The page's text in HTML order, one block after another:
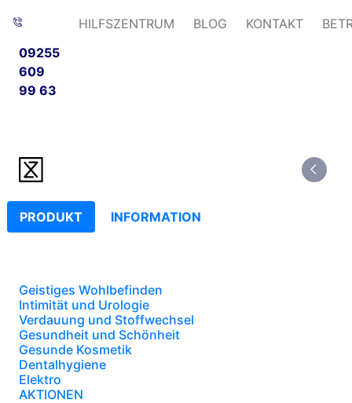
09255
609
99 63
HILFSZENTRUM BLOG KONTAKT
PRODUKT INFORMATION
Geistiges Wohlbefinden
Intimität und Urologie
Verdauung und Stoffwechsel
Gesundheit und Schönheit
Gesunde Kosmetik
Dentalhygiene
Elektro
AKTIONEN